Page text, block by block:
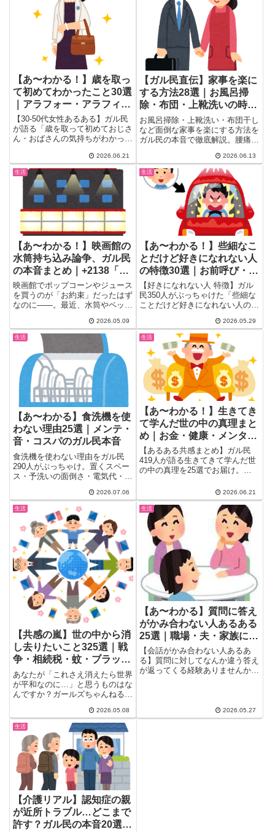
【あ〜わかる！】歳を取っ
て初めてわかったこと30選
｜アラフォー・アラフィフ
が語るおじさん・おばさん
の気持ち
【30-50代女性あるある】ガル民
が語る「歳を取って初めておじさ
ん・おばさんの気持ちがわかっ
られない・アイドルの顔が覚えら
れない・ナイロンバッグの軽さが
神…など共感爆発のエピソード
30選。アラフォー・アラフィフ
女性必見！
2026.06.21
【ガル民直伝】家事を楽に
する方法28選｜お風呂掃
除・布団・上靴洗いの時短
テク
お風呂掃除・上靴洗い・布団干し
など面倒な家事を楽にする方法を
ガル民の本音で徹底解説。腰痛持
防カビくん煙剤活用・上靴2足交
互作戦まで、主婦が実際に試した
時短テク28選をまとめました。
2026.06.13
生活
【あ〜わかる！】映画館の
水筒持ち込み論争、ガル民
の本音まとめ｜+2138「水
筒くらいいいじゃん」
vs「ルール違反」の結論
は？
映画館でポップコーンやジュース
を買うのが「お約束」だったはず
なのに——。最近、水筒やペット
2026.05.09
生活
【あ〜わかる！】些細なこ
とだけど好きになれない人
の特徴30選｜お前呼び・食
事マナー・職場での態度
【好きになれない人 特徴】ガル
民350人がぶっちゃけた「些細な
ことだけど好きになれない人の特
ー・店員への横柄な態度・声の大
きさ…みんなが思わず距離を置く
行動を一気まとめ。
2026.05.29
生活
【あ〜わかる】食洗機を使
わない理由25選｜メンテ・
音・コスパのガル民本音
食洗機を使わない理由をガル民
290人がぶっちゃけ。置くスペー
ス・予洗いの面倒さ・電気代・ビ
論のリアルな声25選。導入で迷
っている方は必見です。
2026.07.06
生活
【あ〜わかる！】生きてき
て学んだ世の中の真理まと
め｜お金・健康・メンタ
ル・人間関係のリアルな知
恵25選
【あるある共感まとめ】ガル民
419人が語る生きてきて学んだ世
の中の真理を25選でお届け。お
仕事まで、アラサー〜アラフィフ
世代が思わず頷くリアルな知恵と
本音が炸裂。
2026.06.21
生活
【共感の嵐】世の中から消
し去りたいこと325選｜戦
争・相続税・蚊・ブラック
企業・自己愛性人格障害
者…ガル民の本音TOP10
あなたが「これさえ消えたら世界
が平和なのに…」と思うものはな
んですか？ガールズちゃんねるに
2026.05.08
生活
【あ〜わかる】質問に答え
がかみ合わない人あるある
25選｜職場・夫・家族に困
った体験談とガル民の本音
【会話がかみ合わない人あるあ
る】質問に対してなんか違う答え
が返ってくる経験ありませんか？
2026.05.27
生活
【介護リアル】認知症の親
が近所トラブル…どこまで
許す？ガル民の本音20選｜